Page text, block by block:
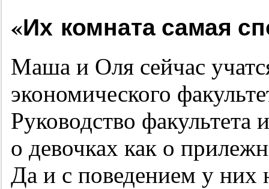
«Их комната самая
Маша и Оля сейчас
экономического
Руководство факультета
о девочках как о
Да и с поведением у них